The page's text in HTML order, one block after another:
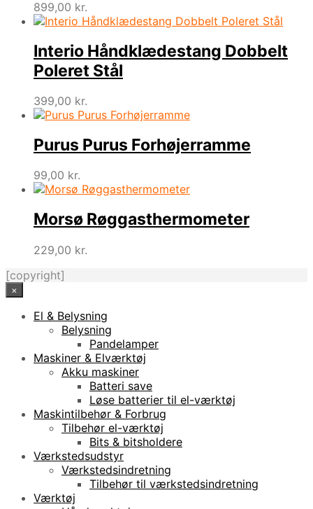
899,00 kr.
Interio Håndklædestang Dobbelt
Poleret Stål
399,00 kr.
Purus Purus Forhøjerramme
99,00 kr.
Morsø Røggasthermometer
229,00 kr.
[copyright]
×
El & Belysning
Belysning
Pandelamper
Maskiner & Elværktøj
Akku maskiner
Batteri save
Løse batterier til el-værktøj
Maskintilbehør & Forbrug
Tilbehør el-værktøj
Bits & bitsholdere
Værkstedsudstyr
Værkstedsindretning
Tilbehør til værkstedsindretning
Værktøj